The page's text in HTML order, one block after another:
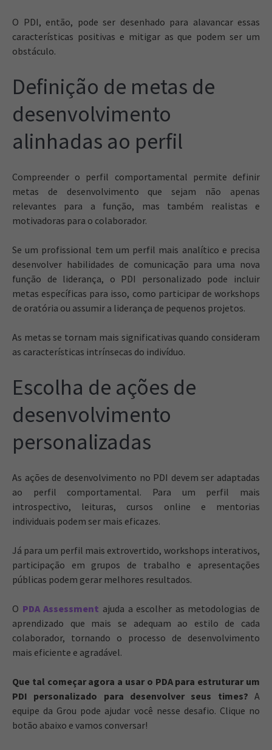
O PDI, então, pode ser desenhado para alavancar essas
características positivas e mitigar as que podem ser um
obstáculo.
Definição de metas de
desenvolvimento
alinhadas ao perfil
Compreender o perfil comportamental permite definir
metas de desenvolvimento que sejam não apenas
relevantes para a função, mas também realistas e
motivadoras para o colaborador.
Se um profissional tem um perfil mais analítico e precisa
desenvolver habilidades de comunicação para uma nova
função de liderança, o PDI personalizado pode incluir
metas específicas para isso, como participar de workshops
de oratória ou assumir a liderança de pequenos projetos.
As metas se tornam mais significativas quando consideram
as características intrínsecas do indivíduo.
Escolha de ações de
desenvolvimento
personalizadas
As ações de desenvolvimento no PDI devem ser adaptadas
ao perfil comportamental. Para um perfil mais
introspectivo, leituras, cursos online e mentorias
individuais podem ser mais eficazes.
Já para um perfil mais extrovertido, workshops interativos,
participação em grupos de trabalho e apresentações
públicas podem gerar melhores resultados.
O PDA Assessment ajuda a escolher as metodologias de
aprendizado que mais se adequam ao estilo de cada
colaborador, tornando o processo de desenvolvimento
mais eficiente e agradável.
Que tal começar agora a usar o PDA para estruturar um
PDI personalizado para desenvolver seus times? A
equipe da Grou pode ajudar você nesse desafio. Clique no
botão abaixo e vamos conversar!